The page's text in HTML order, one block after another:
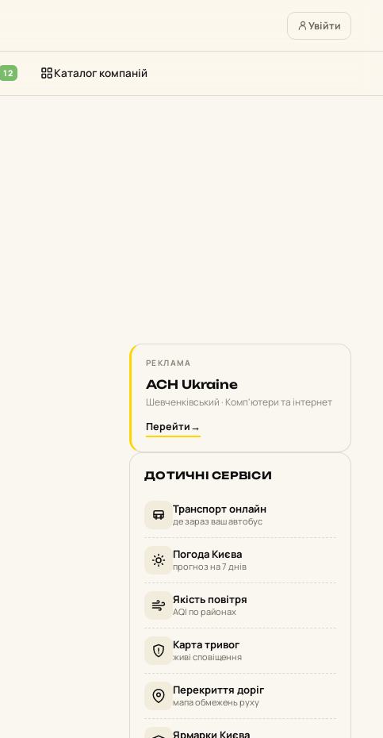
Увійти
12 Каталог компаній
РЕКЛАМА
ACH Ukraine
Шевченківський · Комп'ютери та інтернет
Перейти→
ДОТИЧНІ СЕРВІСИ
Транспорт онлайн
де зараз ваш автобус
Погода Києва
прогноз на 7 днів
Якість повітря
AQI по районах
Карта тривог
живі сповіщення
Перекриття доріг
мапа обмежень руху
Ярмарки Києва